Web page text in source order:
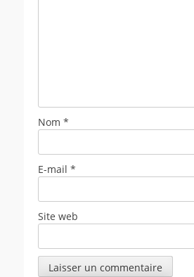
Nom *
E-mail *
Site web